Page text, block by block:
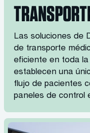
Las soluciones de
de transporte
eficiente en toda
establecen una
flujo de pacientes
paneles de control